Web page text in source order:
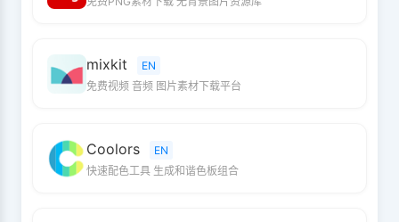
mixkit
EN
免费视频 音频 图片素材下载平台
Coolors
EN
快速配色工具 生成和谐色板组合